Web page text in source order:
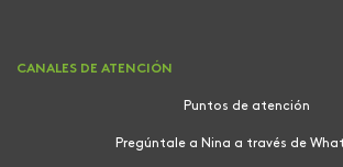
CANALES DE ATENCIÓN
Puntos de atención
Pregúntale a Nina a través de